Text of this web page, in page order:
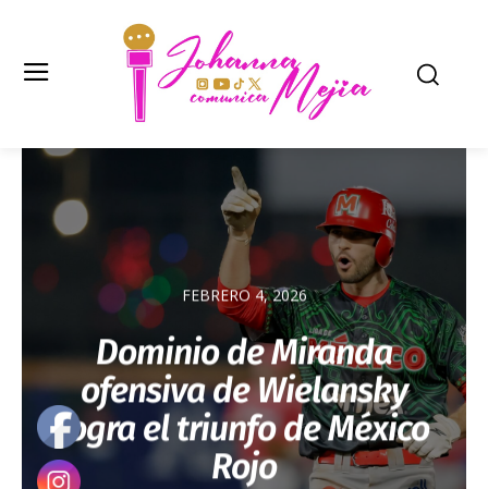
FEBRERO 4, 2026
Dominio de Miranda
ofensiva de Wielansky
logra el triunfo de México
Rojo